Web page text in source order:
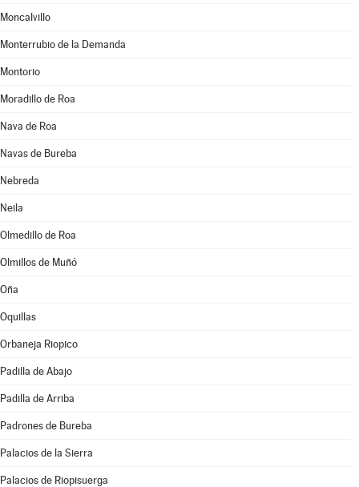
Moncalvillo
Monterrubio de la Demanda
Montorio
Moradillo de Roa
Nava de Roa
Navas de Bureba
Nebreda
Neila
Olmedillo de Roa
Olmillos de Muñó
Oña
Oquillas
Orbaneja Riopico
Padilla de Abajo
Padilla de Arriba
Padrones de Bureba
Palacios de la Sierra
Palacios de Riopisuerga